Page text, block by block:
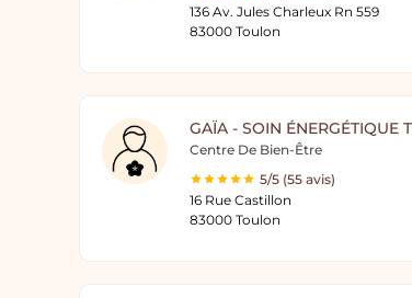
136 Av. Jules Charleux Rn 559
83000 Toulon
GAÏA - SOIN ÉNERGÉTIQUE
Centre De Bien-Être
5/5 (55 avis)
16 Rue Castillon
83000 Toulon